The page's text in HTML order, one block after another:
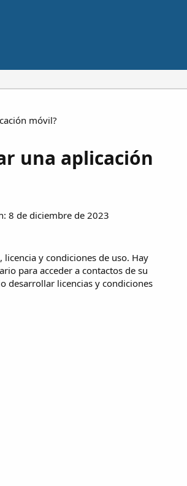
móvil?
una aplicación
8 de diciembre de 2023
y condiciones de uso. Hay
para acceder a contactos de su
desarrollar licencias y condiciones